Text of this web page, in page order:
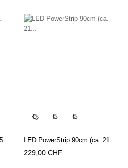
 
LED PowerStrip 90cm (ca. 21...
Preis
229,00 CHF